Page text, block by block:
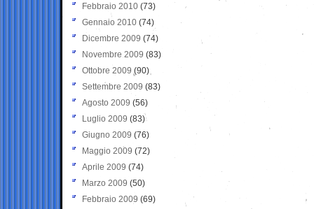
Febbraio 2010 (73)
Gennaio 2010 (74)
Dicembre 2009 (74)
Novembre 2009 (83)
Ottobre 2009 (90)
Settembre 2009 (83)
Agosto 2009 (56)
Luglio 2009 (83)
Giugno 2009 (76)
Maggio 2009 (72)
Aprile 2009 (74)
Marzo 2009 (50)
Febbraio 2009 (69)